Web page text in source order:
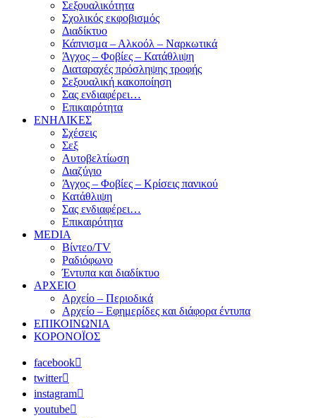
Σεξουαλικότητα
Σχολικός εκφοβισμός
Διαδίκτυο
Κάπνισμα – Αλκοόλ – Ναρκωτικά
Άγχος – Φοβίες – Κατάθλιψη
Διαταραχές πρόσληψης τροφής
Σεξουαλική κακοποίηση
Σας ενδιαφέρει…
Επικαιρότητα
ΕΝΗΛΙΚΕΣ
Σχέσεις
Σεξ
Αυτοβελτίωση
Διαζύγιο
Άγχος – Φοβίες – Κρίσεις πανικού
Κατάθλιψη
Σας ενδιαφέρει…
Επικαιρότητα
MEDIA
Βίντεο/TV
Ραδιόφωνο
Έντυπα και διαδίκτυο
ΑΡΧΕΙΟ
Αρχείο – Περιοδικά
Αρχείο – Εφημερίδες και διάφορα έντυπα
ΕΠΙΚΟΙΝΩΝΙΑ
ΚΟΡΟΝΟΪΟΣ
facebook
twitter
instagram
youtube